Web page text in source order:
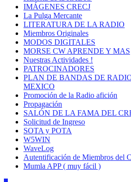
IMÁGENES CRECJ
La Pulga Mercante
LITERATURA DE LA RADIO
Miembros Originales
MODOS DIGITALES
MORSE CW APRENDE Y MAS
Nuestras Actividades !
PATROCINADORES
PLAN DE BANDAS DE
MEXICO
Promoción de la Radio afición
Propagación
SALÓN DE LA FAMA DEL
Solicitud de Ingreso
SOTA y POTA
W5WIN
WaveLog
Autentificación de Miembros del
Mumla APP ( muy fácil )